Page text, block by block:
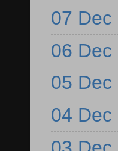
07 Dec
06 Dec
05 Dec
04 Dec